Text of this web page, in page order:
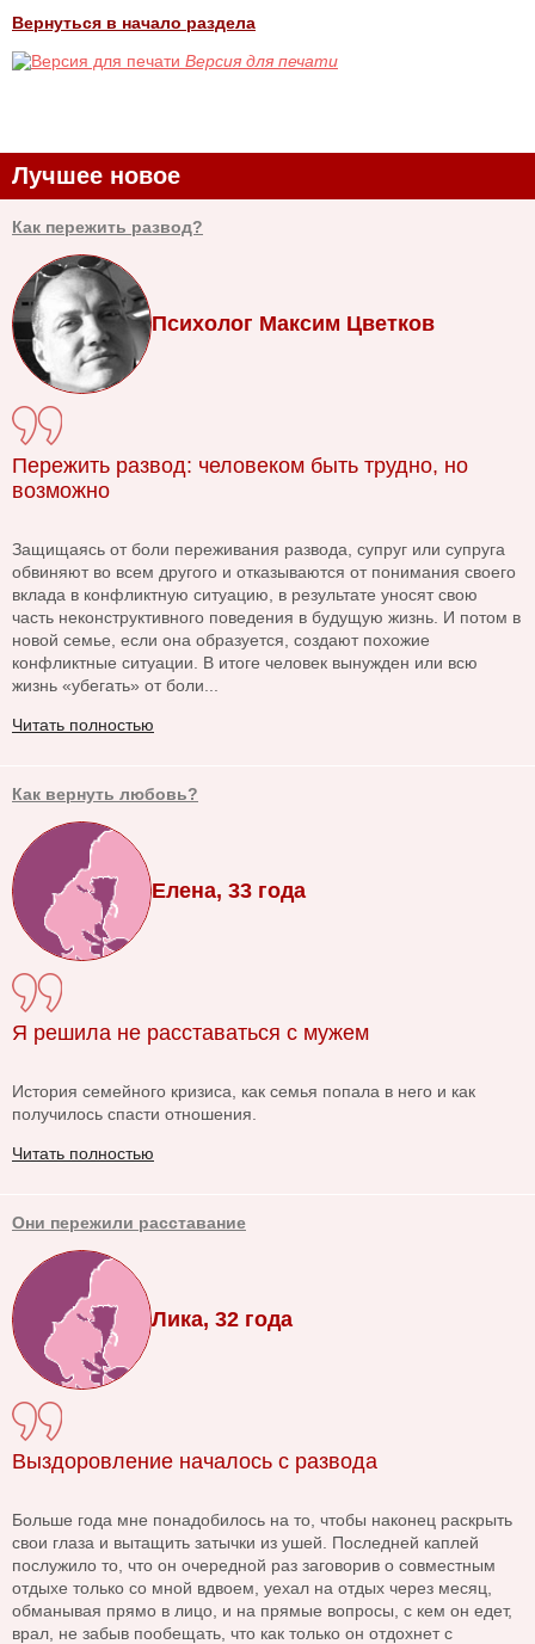
Вернуться в начало раздела
Версия для печати
Лучшее новое
Как пережить развод?
Психолог Максим Цветков
Пережить развод: человеком быть трудно, но
возможно
Защищаясь от боли переживания развода, супруг или супруга
обвиняют во всем другого и отказываются от понимания своего
вклада в конфликтную ситуацию, в результате уносят свою
часть неконструктивного поведения в будущую жизнь. И потом в
новой семье, если она образуется, создают похожие
конфликтные ситуации. В итоге человек вынужден или всю
жизнь «убегать» от боли...
Читать полностью
Как вернуть любовь?
Елена, 33 года
Я решила не расставаться с мужем
История семейного кризиса, как семья попала в него и как
получилось спасти отношения.
Читать полностью
Они пережили расставание
Лика, 32 года
Выздоровление началось с развода
Больше года мне понадобилось на то, чтобы наконец раскрыть
свои глаза и вытащить затычки из ушей. Последней каплей
послужило то, что он очередной раз заговорив о совместным
отдыхе только со мной вдвоем, уехал на отдых через месяц,
обманывая прямо в лицо, и на прямые вопросы, с кем он едет,
врал, не забыв пообещать, что как только он отдохнет с